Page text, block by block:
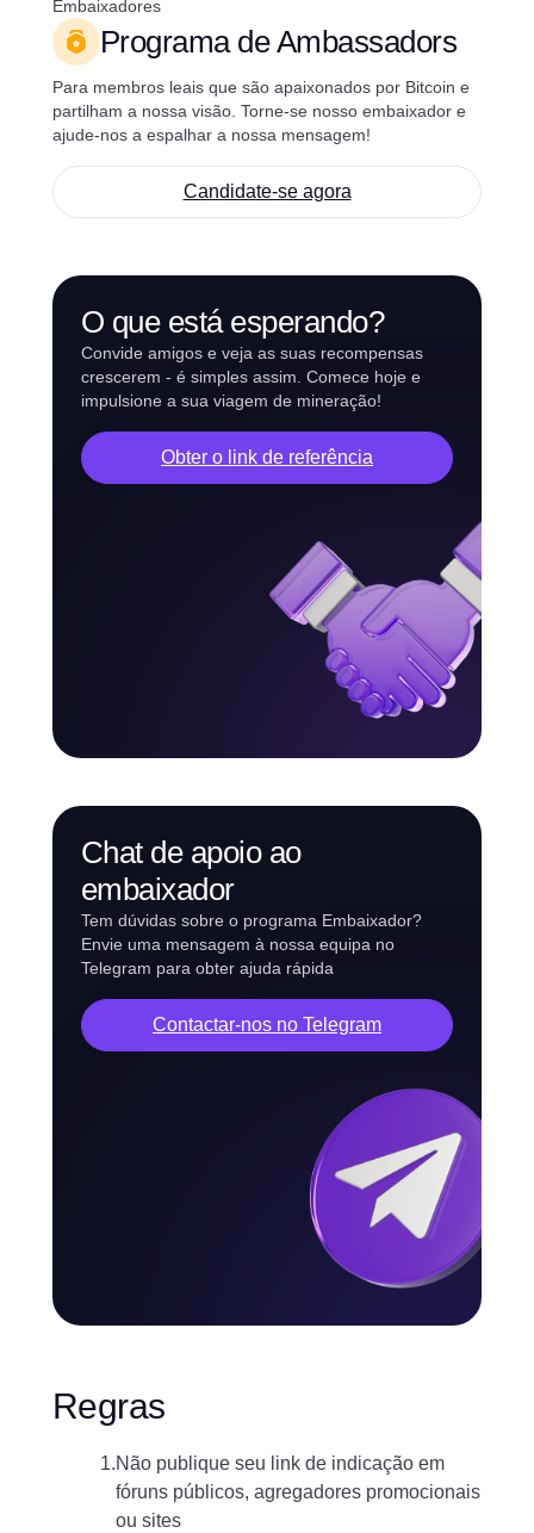
Embaixadores
Programa de Ambassadors
Para membros leais que são apaixonados por Bitcoin e
partilham a nossa visão. Torne-se nosso embaixador e
ajude-nos a espalhar a nossa mensagem!
Candidate-se agora
O que está esperando?
Convide amigos e veja as suas recompensas
crescerem - é simples assim. Comece hoje e
impulsione a sua viagem de mineração!
Obter o link de referência
Chat de apoio ao
embaixador
Tem dúvidas sobre o programa Embaixador?
Envie uma mensagem à nossa equipa no
Telegram para obter ajuda rápida
Contactar-nos no Telegram
Regras
1.Não publique seu link de indicação em
fóruns públicos, agregadores promocionais
ou sites